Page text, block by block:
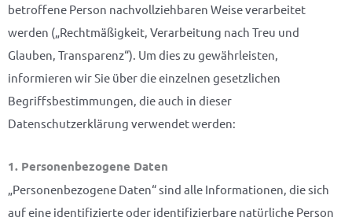
betroffene Person nachvollziehbaren Weise verarbeitet
werden („Rechtmäßigkeit, Verarbeitung nach Treu und
Glauben, Transparenz“). Um dies zu gewährleisten,
informieren wir Sie über die einzelnen gesetzlichen
Begriffsbestimmungen, die auch in dieser
Datenschutzerklärung verwendet werden:
1. Personenbezogene Daten
„Personenbezogene Daten“ sind alle Informationen, die sich
auf eine identifizierte oder identifizierbare natürliche Person